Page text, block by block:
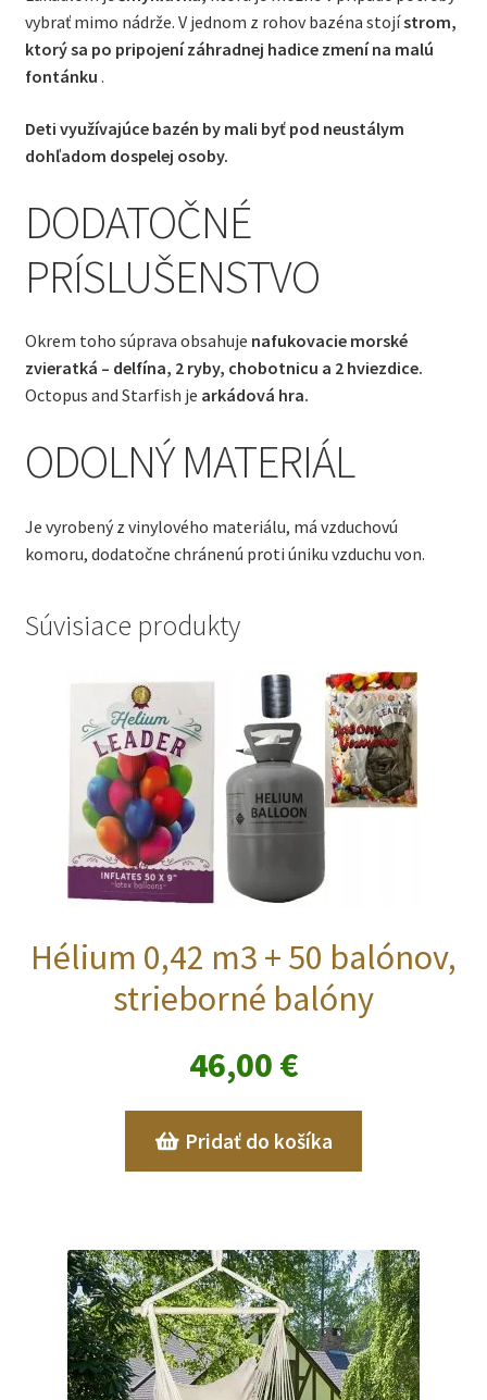
vybrať mimo nádrže. V jednom z rohov bazéna stojístrom,
ktorý sa po pripojení záhradnej hadice zmení na malú
fontánku .
Deti využívajúce bazén by mali byť pod neustálym
dohľadom dospelej osoby.
DODATOČNÉ
PRÍSLUŠENSTVO
Okrem toho súprava obsahuje nafukovacie morské
zvieratká – delfína, 2 ryby, chobotnicu a 2 hviezdice.
Octopus and Starfish je arkádová hra.
ODOLNÝ MATERIÁL
Je vyrobený z vinylového materiálu, má vzduchovú
komoru, dodatočne chránenú proti úniku vzduchu von.
Súvisiace produkty
Hélium 0,42 m3 + 50 balónov,
strieborné balóny
46,00 €
Pridať do košíka